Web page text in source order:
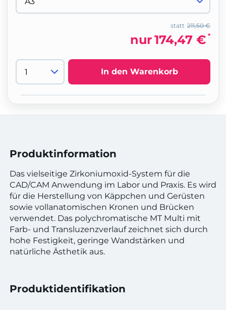
211,50 €
statt
nur174,47 € *
In den Warenkorb
Produktinformation
Das vielseitige Zirkoniumoxid-System für die
CAD/CAM Anwendung im Labor und Praxis. Es wird
für die Herstellung von Käppchen und Gerüsten
sowie vollanatomischen Kronen und Brücken
verwendet. Das polychromatische MT Multi mit
Farb- und Transluzenzverlauf zeichnet sich durch
hohe Festigkeit, geringe Wandstärken und
natürliche Ästhetik aus.
Produktidentifikation